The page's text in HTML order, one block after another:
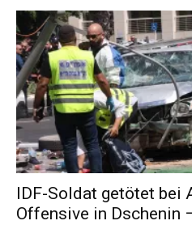
IDF-Soldat getötet bei
Offensive in Dschenin